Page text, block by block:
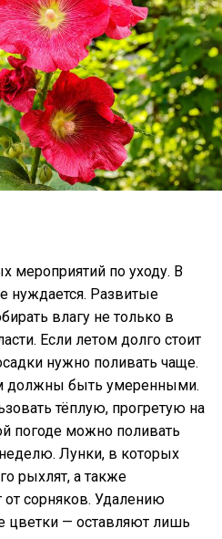
мероприятий по уходу. В
нуждается. Развитые
влагу не только в
Если летом долго стоит
нужно поливать чаще.
должны быть умеренными.
тёплую, прогретую на
погоде можно поливать
Лунки, в которых
рыхлят, а также
сорняков. Удалению
цветки — оставляют лишь